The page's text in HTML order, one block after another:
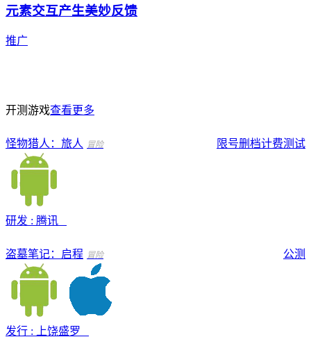
元素交互产生美妙反馈
推广
开测游戏查看更多
怪物猎人：旅人 冒险 限号删档计费测试
研发 : 腾讯
盗墓笔记：启程 冒险 公测
发行 : 上饶盛罗